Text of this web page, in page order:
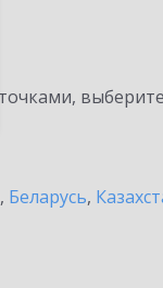
, Беларусь,